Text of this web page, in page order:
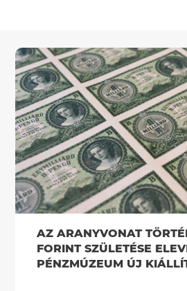
AZ ARANYVONAT
FORINT SZÜLETÉSE
PÉNZMÚZEUM ÚJ